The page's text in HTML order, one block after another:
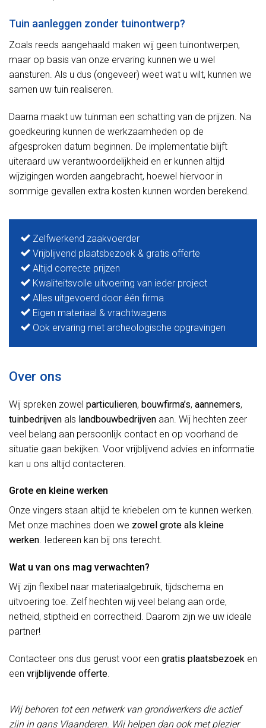
Tuin aanleggen zonder tuinontwerp?
Zoals reeds aangehaald maken wij geen tuinontwerpen,
maar op basis van onze ervaring kunnen we u wel
aansturen. Als u dus (ongeveer) weet wat u wilt, kunnen we
samen uw tuin realiseren.
Daarna maakt uw tuinman een schatting van de prijzen. Na
goedkeuring kunnen de werkzaamheden op de
afgesproken datum beginnen. De implementatie blijft
uiteraard uw verantwoordelijkheid en er kunnen altijd
wijzigingen worden aangebracht, hoewel hiervoor in
sommige gevallen extra kosten kunnen worden berekend.
Zelfwerkend zaakvoerder
Vrijblijvend plaatsbezoek & gratis offerte
Altijd correcte prijzen
Kwaliteitsvolle uitvoering van ieder project
Alles uitgevoerd door één firma
Eigen materiaal & vrachtwagens
Ook ervaring met archeologische opgravingen
Over ons
Wij spreken zowel particulieren, bouwfirma’s, aannemers,
tuinbedrijven als landbouwbedrijven aan. Wij hechten zeer
veel belang aan persoonlijk contact en op voorhand de
situatie gaan bekijken. Voor vrijblijvend advies en informatie
kan u ons altijd contacteren.
Grote en kleine werken
Onze vingers staan altijd te kriebelen om te kunnen werken.
Met onze machines doen we zowel grote als kleine
werken. Iedereen kan bij ons terecht.
Wat u van ons mag verwachten?
Wij zijn flexibel naar materiaalgebruik, tijdschema en
uitvoering toe. Zelf hechten wij veel belang aan orde,
netheid, stiptheid en correctheid. Daarom zijn we uw ideale
partner!
Contacteer ons dus gerust voor een gratis plaatsbezoek en
een vrijblijvende offerte.
Wij behoren tot een netwerk van grondwerkers die actief
zijn in gans Vlaanderen. Wij helpen dan ook met plezier